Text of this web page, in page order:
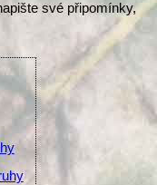
své připomínky,